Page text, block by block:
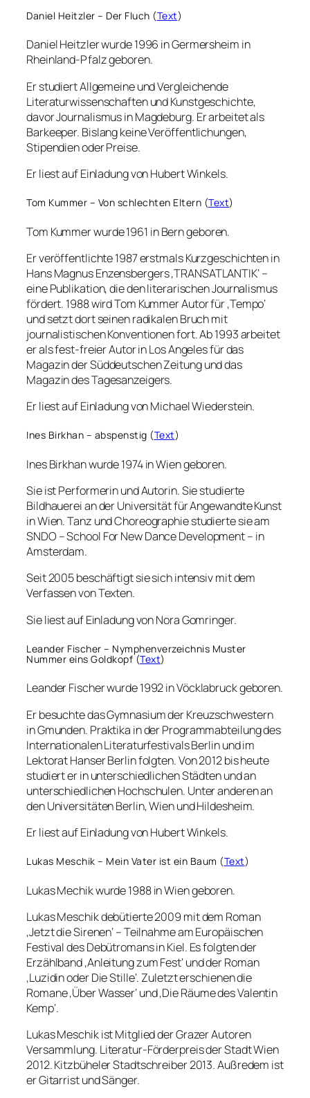
Daniel Heitzler – Der Fluch (Text)
Daniel Heitzler wurde 1996 in Germersheim in
Rheinland-Pfalz geboren.
Er studiert Allgemeine und Vergleichende
Literaturwissenschaften und Kunstgeschichte,
davor Journalismus in Magdeburg. Er arbeitet als
Barkeeper. Bislang keine Veröffentlichungen,
Stipendien oder Preise.
Er liest auf Einladung von Hubert Winkels.
Tom Kummer – Von schlechten Eltern (Text)
Tom Kummer wurde1961 in Bern geboren.
Er veröffentlichte 1987 erstmals Kurzgeschichten in
Hans Magnus Enzensbergers ‚TRANSATLANTIK‘ –
eine Publikation, die den literarischen Journalismus
fördert. 1988 wird Tom Kummer Autor für ‚Tempo‘
und setzt dort seinen radikalen Bruch mit
journalistischen Konventionen fort. Ab 1993 arbeitet
er als fest-freier Autor in Los Angeles für das
Magazin der Süddeutschen Zeitung und das
Magazin des Tagesanzeigers.
Er liest auf Einladung von Michael Wiederstein.
Ines Birkhan – abspenstig (Text)
Ines Birkhan wurde 1974 in Wien geboren.
Sie ist Performerin und Autorin. Sie studierte
Bildhauerei an der Universität für Angewandte Kunst
in Wien. Tanz und Choreographie studierte sie am
SNDO – School For New Dance Development – in
Amsterdam.
Seit 2005 beschäftigt sie sich intensiv mit dem
Verfassen von Texten.
Sie liest auf Einladung von Nora Gomringer.
Leander Fischer – Nymphenverzeichnis Muster
Nummer eins Goldkopf (Text)
Leander Fischer wurde 1992 in Vöcklabruck geboren.
Er besuchte das Gymnasium der Kreuzschwestern
in Gmunden. Praktika in der Programmabteilung des
Internationalen Literaturfestivals Berlin und im
Lektorat Hanser Berlin folgten. Von 2012 bis heute
studiert er in unterschiedlichen Städten und an
unterschiedlichen Hochschulen. Unter anderen an
den Universitäten Berlin, Wien und Hildesheim.
Er liest auf Einladung von Hubert Winkels.
Lukas Meschik – Mein Vater ist ein Baum (Text)
Lukas Mechik wurde 1988 in Wien geboren.
Lukas Meschik debütierte 2009 mit dem Roman
‚Jetzt die Sirenen‘ – Teilnahme am Europäischen
Festival des Debütromans in Kiel. Es folgten der
Erzählband ‚Anleitung zum Fest‘ und der Roman
‚Luzidin oder Die Stille‘. Zuletzt erschienen die
Romane ‚Über Wasser‘ und ‚Die Räume des Valentin
Kemp‘.
Lukas Meschik ist Mitglied der Grazer Autoren
Versammlung. Literatur-Förderpreis der Stadt Wien
2012. Kitzbüheler Stadtschreiber 2013. Außredem ist
er Gitarrist und Sänger.